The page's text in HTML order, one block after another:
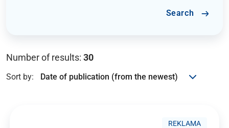
Search
Number of results: 30
Sort by:
REKLAMA